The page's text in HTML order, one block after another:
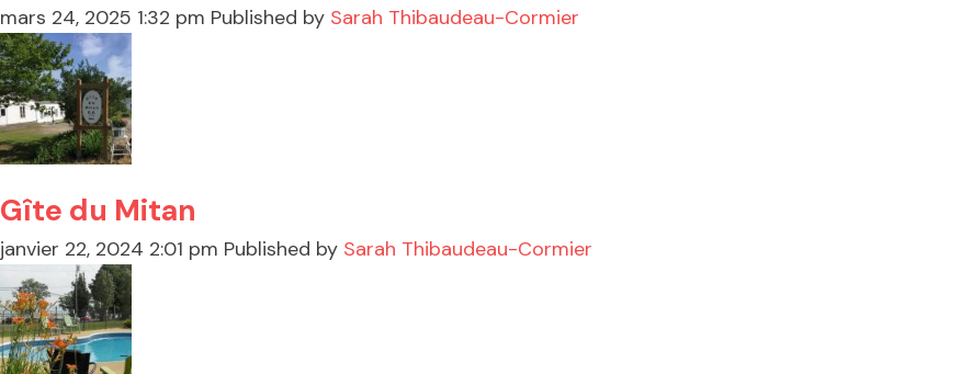
mars 24, 2025 1:32 pm Published by Sarah Thibaudeau-Cormier
Gîte du Mitan
janvier 22, 2024 2:01 pm Published by Sarah Thibaudeau-Cormier